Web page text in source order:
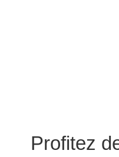
Profitez